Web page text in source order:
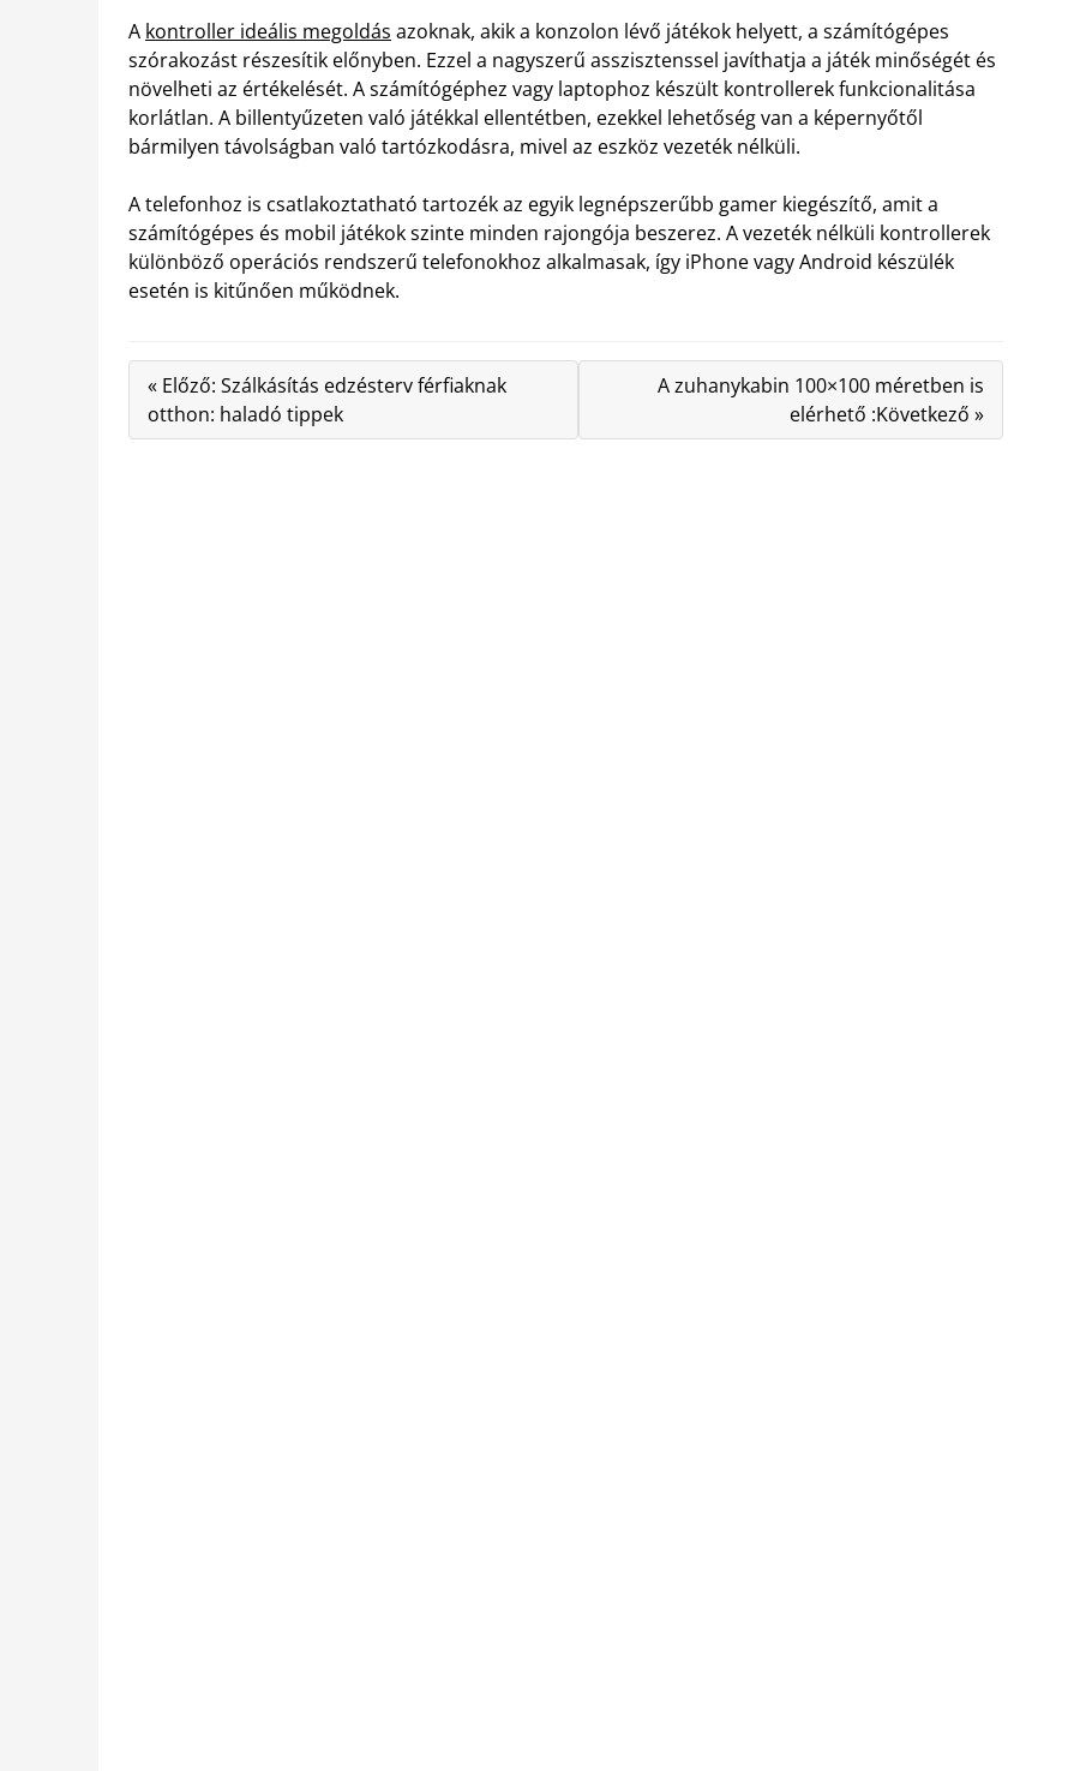
A kontroller ideális megoldás azoknak, akik a konzolon lévő játékok helyett, a számítógépes
szórakozást részesítik előnyben. Ezzel a nagyszerű asszisztenssel javíthatja a játék minőségét és
növelheti az értékelését. A számítógéphez vagy laptophoz készült kontrollerek funkcionalitása
korlátlan. A billentyűzeten való játékkal ellentétben, ezekkel lehetőség van a képernyőtől
bármilyen távolságban való tartózkodásra, mivel az eszköz vezeték nélküli.
A telefonhoz is csatlakoztatható tartozék az egyik legnépszerűbb gamer kiegészítő, amit a
számítógépes és mobil játékok szinte minden rajongója beszerez. A vezeték nélküli kontrollerek
különböző operációs rendszerű telefonokhoz alkalmasak, így iPhone vagy Android készülék
esetén is kitűnően működnek.
« Előző: Szálkásítás edzésterv férfiaknak
otthon: haladó tippek
A zuhanykabin 100×100 méretben is
elérhető :Következő »